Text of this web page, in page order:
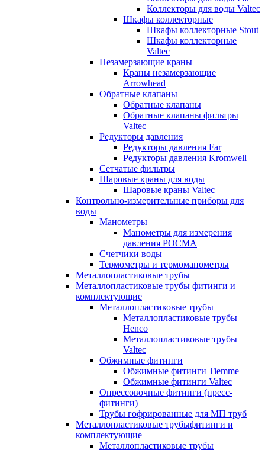
Коллекторы для воды Valtec
Шкафы коллекторные
Шкафы коллекторные Stout
Шкафы коллекторные
Valtec
Незамерзающие краны
Краны незамерзающие
Arrowhead
Обратные клапаны
Обратные клапаны
Обратные клапаны фильтры
Valtec
Редукторы давления
Редукторы давления Far
Редукторы давления Kromwell
Сетчатые фильтры
Шаровые краны для воды
Шаровые краны Valtec
Контрольно-измерительные приборы для
воды
Манометры
Манометры для измерения
давления РОСМА
Счетчики воды
Термометры и термоманометры
Металлопластиковые трубы
Металлопластиковые трубы фитинги и
комплектующие
Металлопластиковые трубы
Металлопластиковые трубы
Henco
Металлопластиковые трубы
Valtec
Обжимные фитинги
Обжимные фитинги Tiemme
Обжимные фитинги Valtec
Опрессовочные фитинги (пресс-
фитинги)
Трубы гофрированные для МП труб
Металлопластиковые трубыфитинги и
комплектующие
Металлопластиковые трубы